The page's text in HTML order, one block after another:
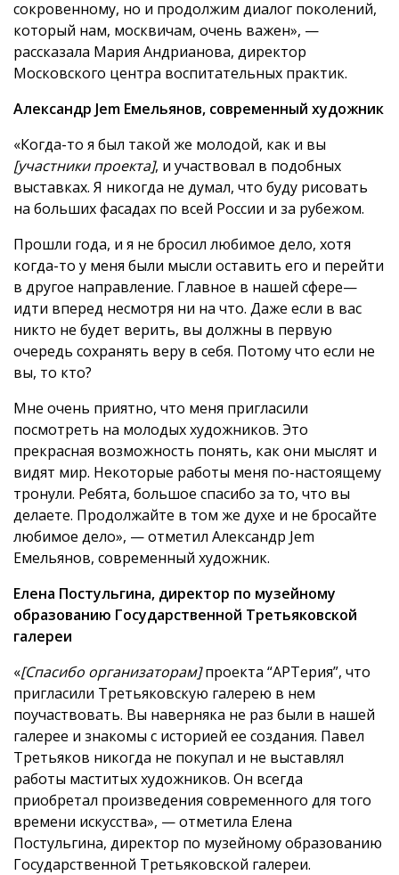
сокровенному, но и продолжим диалог поколений,
который нам, москвичам, очень важен», —
рассказала Мария Андрианова, директор
Московского центра воспитательных практик.
Александр Jem Емельянов, современный художник
«Когда-то я был такой же молодой, как и вы
[участники проекта], и участвовал в подобных
выставках. Я никогда не думал, что буду рисовать
на больших фасадах по всей России и за рубежом.
Прошли года, и я не бросил любимое дело, хотя
когда-то у меня были мысли оставить его и перейти
в другое направление. Главное в нашей сфере—
идти вперед несмотря ни на что. Даже если в вас
никто не будет верить, вы должны в первую
очередь сохранять веру в себя. Потому что если не
вы, то кто?
Мне очень приятно, что меня пригласили
посмотреть на молодых художников. Это
прекрасная возможность понять, как они мыслят и
видят мир. Некоторые работы меня по-настоящему
тронули. Ребята, большое спасибо за то, что вы
делаете. Продолжайте в том же духе и не бросайте
любимое дело», — отметил Александр Jem
Емельянов, современный художник.
Елена Постульгина, директор по музейному
образованию Государственной Третьяковской
галереи
«[Спасибо организаторам]проекта “АРТерия”, что
пригласили Третьяковскую галерею в нем
поучаствовать. Вы наверняка не раз были в нашей
галерее и знакомы с историей ее создания. Павел
Третьяков никогда не покупал и не выставлял
работы маститых художников. Он всегда
приобретал произведения современного для того
времени искусства», — отметила Елена
Постульгина, директор по музейному образованию
Государственной Третьяковской галереи.